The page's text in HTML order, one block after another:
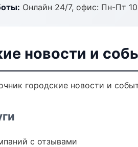
Онлайн 24/7, офис: Пн-Пт
новости и
городские новости и
с отзывами